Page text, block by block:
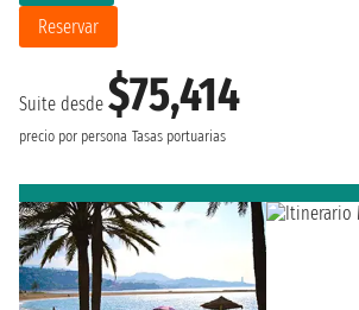
Suite desde $75,414
precio por persona Tasas portuarias
Reservar